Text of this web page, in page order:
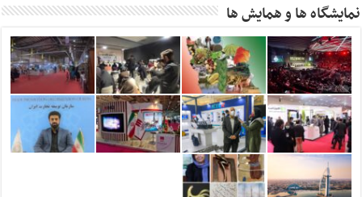
نمایشگاه ها و همایش ها